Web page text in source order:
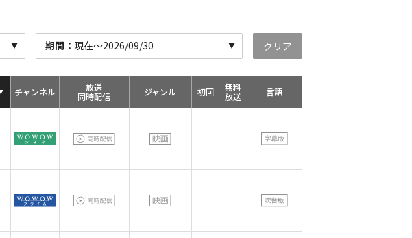
期間： 現在～2026/09/30 クリア
チャンネル
放送
同時配信
ジャンル 初回
無料
放送
言語